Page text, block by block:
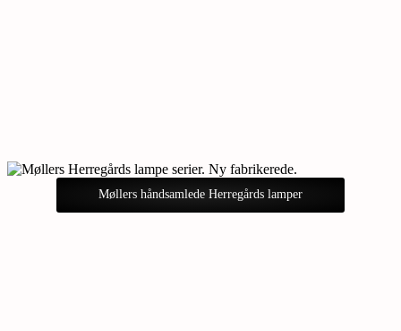
Møllers håndsamlede Herregårds lamper